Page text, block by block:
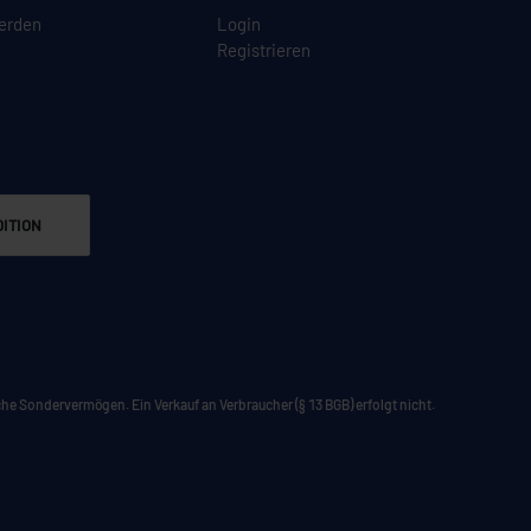
Login
Registrieren
Ein Verkauf an Verbraucher (§ 13 BGB) erfolgt nicht.